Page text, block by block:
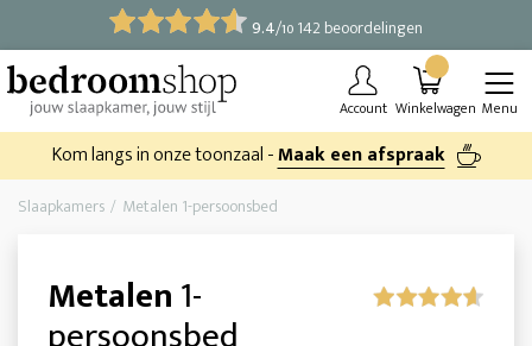
9.4/10 142 beoordelingen
Account Winkelwagen Menu
Kom langs in onze toonzaal -Maak een afspraak
Slaapkamers Metalen 1-persoonsbed
Metalen1-